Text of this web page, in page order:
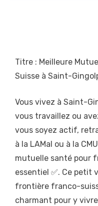
Titre : Meilleure
Suisse à Saint-
Vous vivez à Saint-
vous travaillez ou
vous soyez actif,
à la LAMal ou à la
mutuelle santé pour
essentiel ✅. Ce petit
frontière franco-
charmant pour y